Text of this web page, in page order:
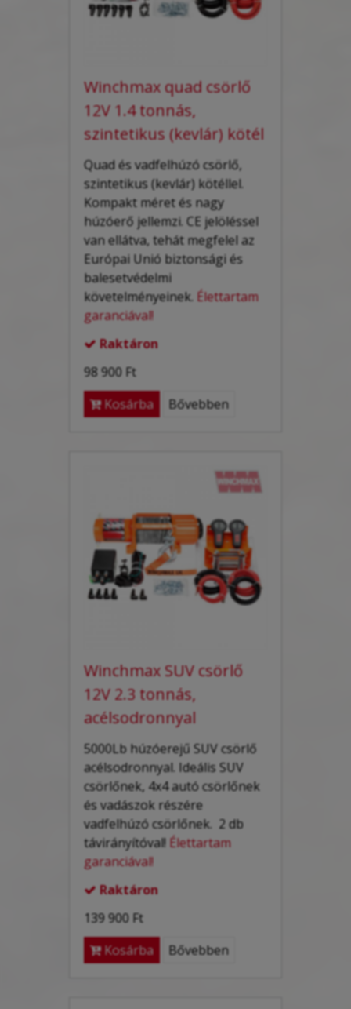
Winchmax quad csörlő
12V 1.4 tonnás,
szintetikus (kevlár) kötél
Quad és vadfelhúzó csörlő,
szintetikus (kevlár) kötéllel.
Kompakt méret és nagy
húzóerő jellemzi. CE jelöléssel
van ellátva, tehát megfelel az
Európai Unió biztonsági és
balesetvédelmi
követelményeinek. Élettartam
garanciával!
 Raktáron
98 900 Ft
Kosárba
Bővebben
Winchmax SUV csörlő
12V 2.3 tonnás,
acélsodronnyal
5000Lb húzóerejű SUV csörlő
acélsodronnyal. Ideális SUV
csörlőnek, 4x4 autó csörlőnek
ésvadászok részére
vadfelhúzócsörlőnek. 2 db
távirányítóval! Élettartam
garanciával!
 Raktáron
139 900 Ft
Kosárba
Bővebben